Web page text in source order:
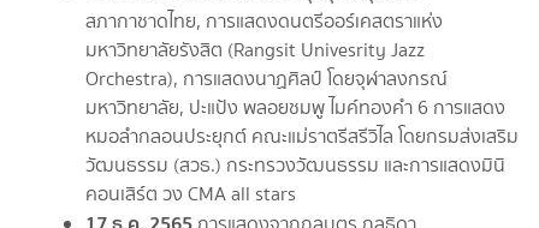
สภากาชาดไทย, การแสดงดนตรีออร์เคสตราแห่ง
มหาวิทยาลัยรังสิต (Rangsit Univesrity Jazz
Orchestra), การแสดงนาฏศิลป์ โดยจุฬาลงกรณ์
มหาวิทยาลัย, ปะแป้ง พลอยชมพู ไมค์ทองคำ 6 การแสดง
หมอลำกลอนประยุกต์ คณะแม่ราตรีสรีวิไล โดยกรมส่งเสริม
วัฒนธรรม (สวธ.) กระทรวงวัฒนธรรม และการแสดงมินิ
คอนเสิร์ต วง CMA all stars